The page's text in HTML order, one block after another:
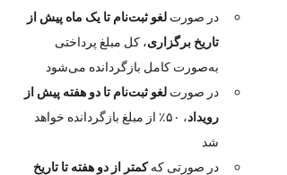
در صورت
لغو ثبت‌نام تا یک ماه پیش از
تاریخ برگزاری، کل مبلغ پرداختی
به‌صورت کامل بازگردانده می‌شود
در صورت
لغو ثبت‌نام تا دو هفته پیش از
رویداد
، ۵۰٪ از مبلغ بازگردانده خواهد
شد
در صورتی که کمتر از دو هفته تا تاریخ